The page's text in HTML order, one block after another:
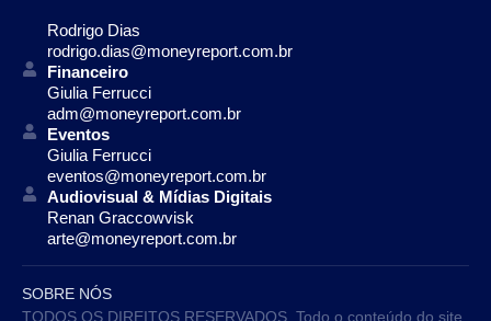
Rodrigo Dias
rodrigo.dias@moneyreport.com.br
Financeiro
Giulia Ferrucci
adm@moneyreport.com.br
Eventos
Giulia Ferrucci
eventos@moneyreport.com.br
Audiovisual & Mídias Digitais
Renan Graccowvisk
arte@moneyreport.com.br
SOBRE NÓS
TODOS OS DIREITOS RESERVADOS. Todo o conteúdo do site,